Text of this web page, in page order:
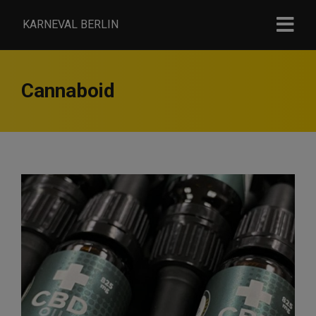
KARNEVAL BERLIN
Cannaboid